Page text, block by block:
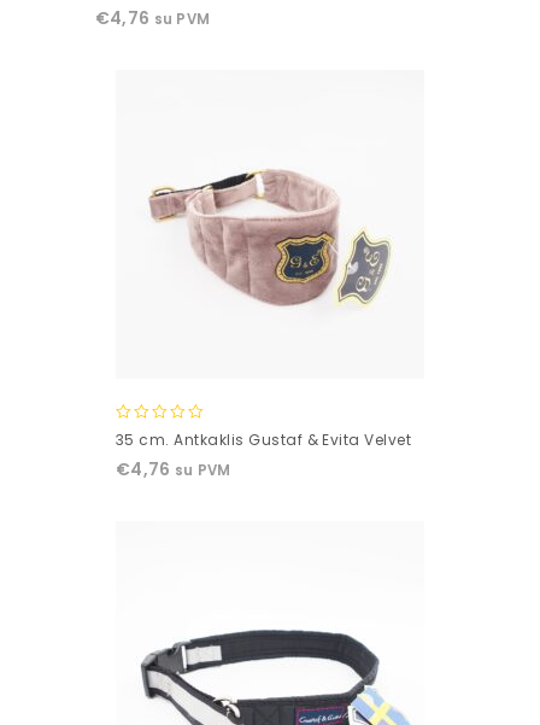
of
€4,76 su PVM
0
of
35 cm. Antkaklis Gustaf & Evita Velvet
€4,76 su PVM